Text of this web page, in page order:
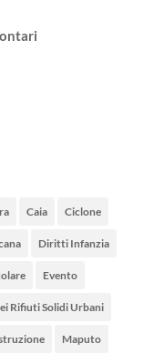
Caia Ciclone
Diritti Infanzia
Evento
Rifiuti Solidi Urbani
Maputo